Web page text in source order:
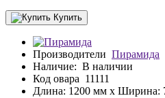
Купить
Производители Пирамида
Наличие: В наличии
Код овара 11111
Длина: 1200 мм x Ширина: